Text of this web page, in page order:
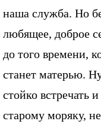
наша служба. Но
любящее, доброе
до того времени,
станет матерью.
стойко встречать
старому моряку,